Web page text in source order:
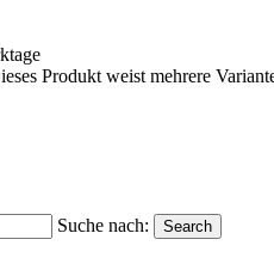
Produkt weist mehrere
Suche nach: Search